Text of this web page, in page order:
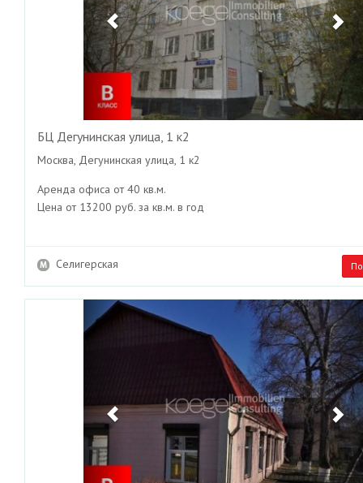
БЦ Дегунинская улица, 1 к2
Москва, Дегунинская улица, 1 к2
Аренда офиса от 40 кв.м.
Цена от 13200 руб. за кв.м. в год
Селигерская
Previous